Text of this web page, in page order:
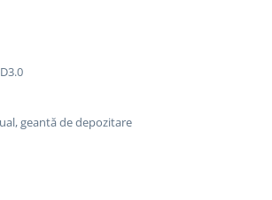
geantă de depozitare